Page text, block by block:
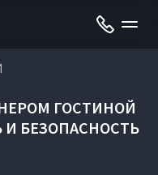
ГОСТИНОЙ
И БЕЗОПАСНОСТЬ